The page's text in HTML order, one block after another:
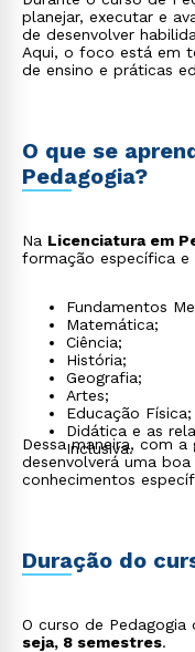
planejar, executar e
de desenvolver
Aqui, o foco está em
de ensino e práticas
O que se
Pedagogia?
Na Licenciatura em
formação específica
Fundamentos
Matemática;
Ciência;
História;
Geografia;
Artes;
Educação Física;
Didática e as
Inclusiva.
Dessa maneira, com a
desenvolverá uma
conhecimentos
Duração do
O curso de
seja, 8 semestres.